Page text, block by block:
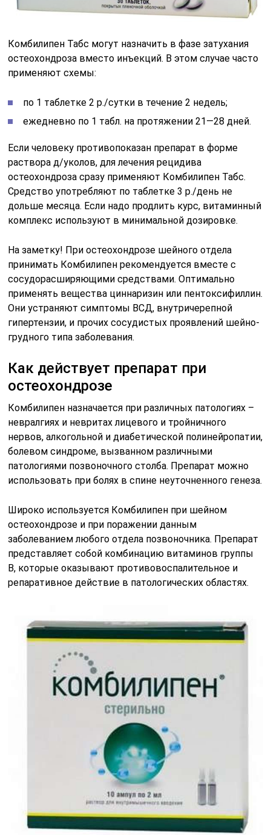
Комбилипен Табс могут назначить в фазе затухания
остеохондроза вместо инъекций. В этом случае часто
применяют схемы:
по 1 таблетке 2 р./сутки в течение 2 недель;
ежедневно по 1 табл. на протяжении 21―28 дней.
Если человеку противопоказан препарат в форме
раствора д/уколов, для лечения рецидива
остеохондроза сразу применяют Комбилипен Табс.
Средство употребляют по таблетке 3 р./день не
дольше месяца. Если надо продлить курс, витаминный
комплекс используют в минимальной дозировке.
На заметку! При остеохондрозе шейного отдела
принимать Комбилипен рекомендуется вместе с
сосудорасширяющими средствами. Оптимально
применять вещества циннаризин или пентоксифиллин.
Они устраняют симптомы ВСД, внутричерепной
гипертензии, и прочих сосудистых проявлений шейно-
грудного типа заболевания.
Как действует препарат при
остеохондрозе
Комбилипен назначается при различных патологиях –
невралгиях и невритах лицевого и тройничного
нервов, алкогольной и диабетической полинейропатии,
болевом синдроме, вызванном различными
патологиями позвоночного столба. Препарат можно
использовать при болях в спине неуточненного генеза.
Широко используется Комбилипен при шейном
остеохондрозе и при поражении данным
заболеванием любого отдела позвоночника. Препарат
представляет собой комбинацию витаминов группы
В, которые оказывают противовоспалительное и
репаративное действие в патологических областях.